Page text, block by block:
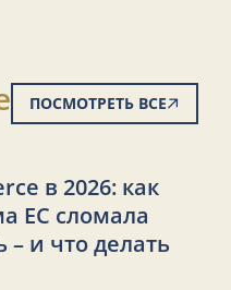
ПОСМОТРЕТЬ ВСЕ
в 2026: как
ЕС сломала
и что делать